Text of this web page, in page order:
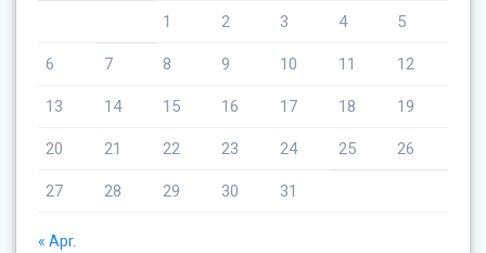
1 2 3 4 5
6 7 8 9 10 11 12
13 14 15 16 17 18 19
20 21 22 23 24 25 26
27 28 29 30 31
« Apr.